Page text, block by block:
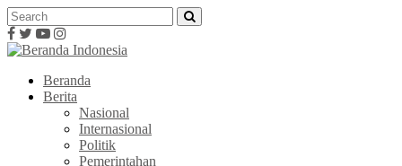
Beranda
Berita
Nasional
Internasional
Politik
Pemerintahan